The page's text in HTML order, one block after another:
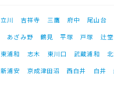
立川 吉祥寺 三鷹 府中 尾山台
あざみ野 鶴見 平塚 戸塚 辻堂
東浦和 志木 東川口 武蔵浦和
新浦安 京成津田沼 西白井 白井